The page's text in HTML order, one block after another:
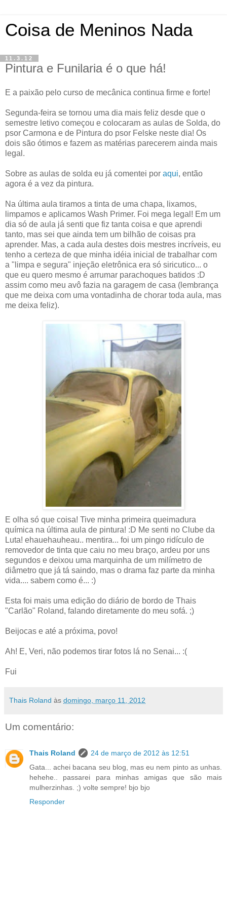
Coisa de Meninos Nada
11.3.12
Pintura e Funilaria é o que há!
E a paixão pelo curso de mecânica continua firme e forte!
Segunda-feira se tornou uma dia mais feliz desde que o
semestre letivo começou e colocaram as aulas de Solda, do
psor Carmona e de Pintura do psor Felske neste dia! Os
dois são ótimos e fazem as matérias parecerem ainda mais
legal.
Sobre as aulas de solda eu já comentei por aqui, então
agora é a vez da pintura.
Na última aula tiramos a tinta de uma chapa, lixamos,
limpamos e aplicamos Wash Primer. Foi mega legal! Em um
dia só de aula já senti que fiz tanta coisa e que aprendi
tanto, mas sei que ainda tem um bilhão de coisas pra
aprender. Mas, a cada aula destes dois mestres incríveis, eu
tenho a certeza de que minha idéia inicial de trabalhar com
a "limpa e segura" injeção eletrônica era só siricutico... o
que eu quero mesmo é arrumar parachoques batidos :D
assim como meu avô fazia na garagem de casa (lembrança
que me deixa com uma vontadinha de chorar toda aula, mas
me deixa feliz).
E olha só que coisa! Tive minha primeira queimadura
química na última aula de pintura! :D Me senti no Clube da
Luta! ehauehauheau.. mentira... foi um pingo ridículo de
removedor de tinta que caiu no meu braço, ardeu por uns
segundos e deixou uma marquinha de um milímetro de
diâmetro que já tá saindo, mas o drama faz parte da minha
vida.... sabem como é... :)
Esta foi mais uma edição do diário de bordo de Thais
"Carlão" Roland, falando diretamente do meu sofá. ;)
Beijocas e até a próxima, povo!
Ah! E, Veri, não podemos tirar fotos lá no Senai... :(
Fui
Thais Roland às domingo, março 11, 2012
Um comentário:
Thais Roland
24 de março de 2012 às 12:51
Gata... achei bacana seu blog, mas eu nem pinto as unhas.
hehehe.. passarei para minhas amigas que são mais
mulherzinhas. ;) volte sempre! bjo bjo
Responder